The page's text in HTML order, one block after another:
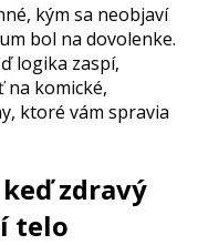
kým sa neobjaví
bol na dovolenke.
logika zaspí,
na komické,
ktoré vám spravia
zdravý
telo